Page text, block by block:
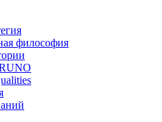
философия